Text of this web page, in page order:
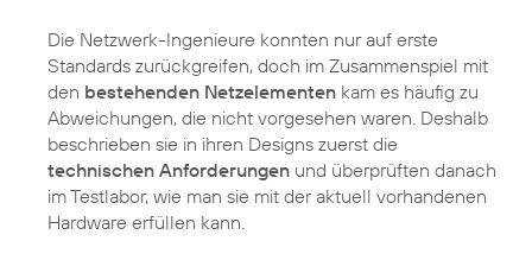
Die Netzwerk-Ingenieure konnten nur auf erste
Standards zurückgreifen, doch im Zusammenspiel mit
den bestehenden Netzelementen kam es häufig zu
Abweichungen, die nicht vorgesehen waren. Deshalb
beschrieben sie in ihren Designs zuerst die
technischen Anforderungen und überprüften danach
im Testlabor, wie man sie mit der aktuell vorhandenen
Hardware erfüllen kann.